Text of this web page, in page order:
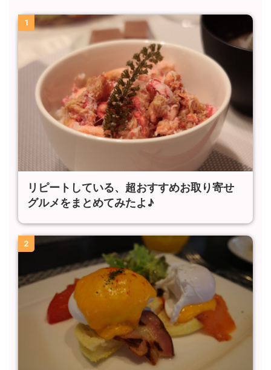
1
リピートしている、超おすすめお取り寄せ
グルメをまとめてみたよ♪
2